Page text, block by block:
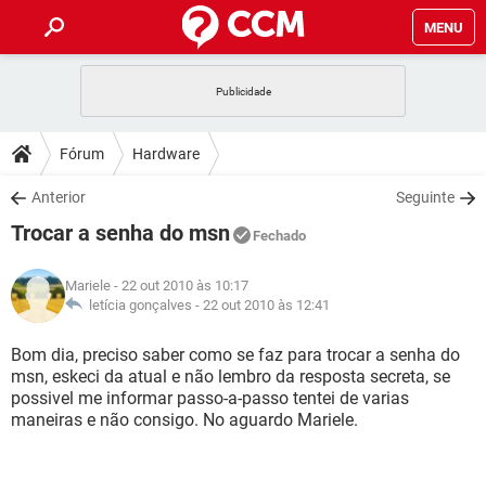
MENU
CELULAR
OUTLOOK
INSTAGRAM GMAIL
GUIA DE COMPRAS
DICAS
JOGOS
INSTAGRAM
GUIA DE COMPRAS
DOWNLOADS
JOGOS WHATSAPP
CELULAR
OUTLOOK EXCEL
INSTAGRAM GMAIL
GUIA DE COMPRAS
JOGOS
CELULAR
OUTLOOK EXCEL
INSTAGRAM GMAIL
GLOSSÁRIO
JOGOS WHATSAPP
CELULAR FACEBOOK
OUTLOOK EXCEL
Fórum Hardware
Anterior Seguinte
Trocar a senha do msn Fechado
Mariele - 22 out 2010 às 10:17
letícia gonçalves - 22 out 2010 às 12:41
Bom dia, preciso saber como se faz para trocar a senha do
msn, eskeci da atual e não lembro da resposta secreta, se
possivel me informar passo-a-passo tentei de varias
maneiras e não consigo. No aguardo Mariele.